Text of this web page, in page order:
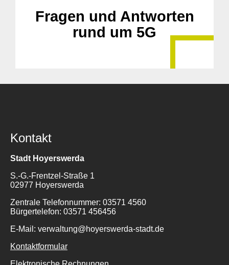
Fragen und Antworten
rund um 5G
Kontakt
Stadt Hoyerswerda
S.-G.-Frentzel-Straße 1
02977 Hoyerswerda
Zentrale Telefonnummer: 03571 4560
Bürgertelefon: 03571 456456
E-Mail: verwaltung@hoyerswerda-stadt.de
Kontaktformular